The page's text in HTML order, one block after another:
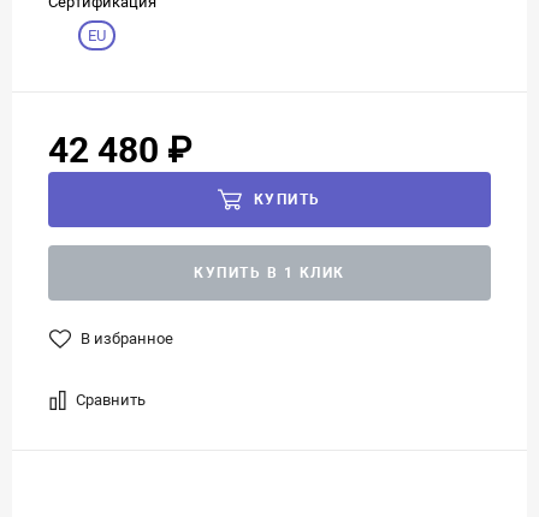
EU
42 480 ₽
КУПИТЬ
КУПИТЬ В 1 КЛИК
В избранное
Сравнить